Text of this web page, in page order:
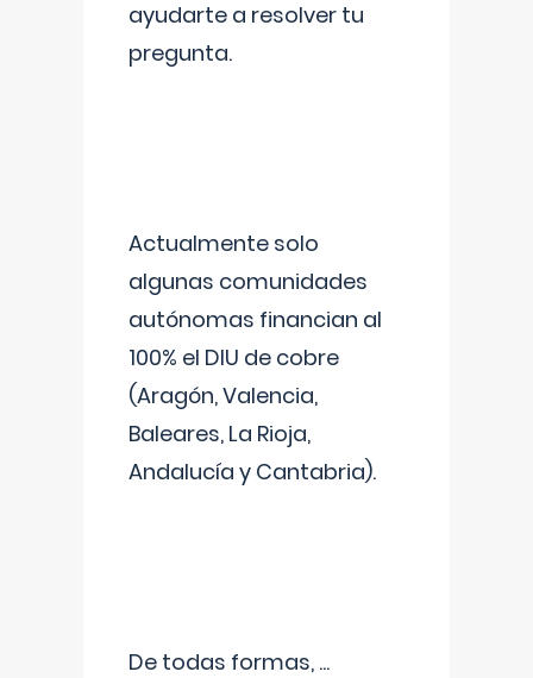
ayudarte a resolver tu
pregunta.
Actualmente solo
algunas comunidades
autónomas financian al
100% el DIU de cobre
(Aragón, Valencia,
Baleares, La Rioja,
Andalucía y Cantabria).
De todas formas, ...